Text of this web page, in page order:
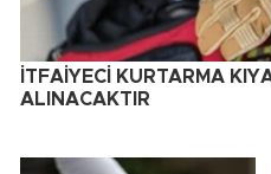
İTFAİYECİ KURTARMA
ALINACAKTIR